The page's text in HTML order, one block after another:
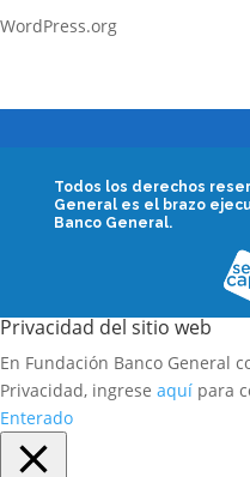
WordPress.org
Todos los derechos
General es el brazo
Banco General.
Privacidad del sitio web
En Fundación Banco General
Privacidad, ingrese aquí para
Enterado